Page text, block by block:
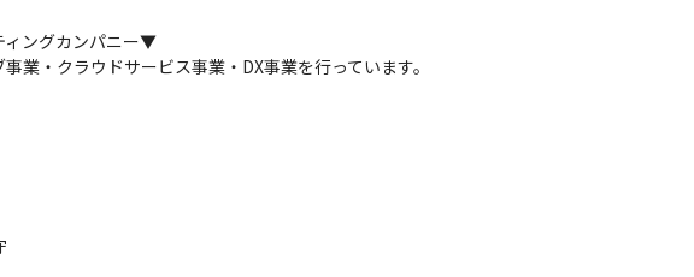
ィングカンパニー▼
・クラウドサービス事業・DX事業を行っています。